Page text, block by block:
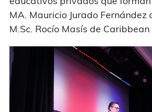
educativos privados que
MA. Mauricio Jurado Fernández
M.Sc. Rocío Masís de Caribbean